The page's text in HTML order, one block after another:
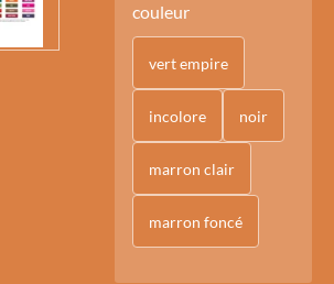
couleur
vert empire
incolore noir
marron clair
marron foncé